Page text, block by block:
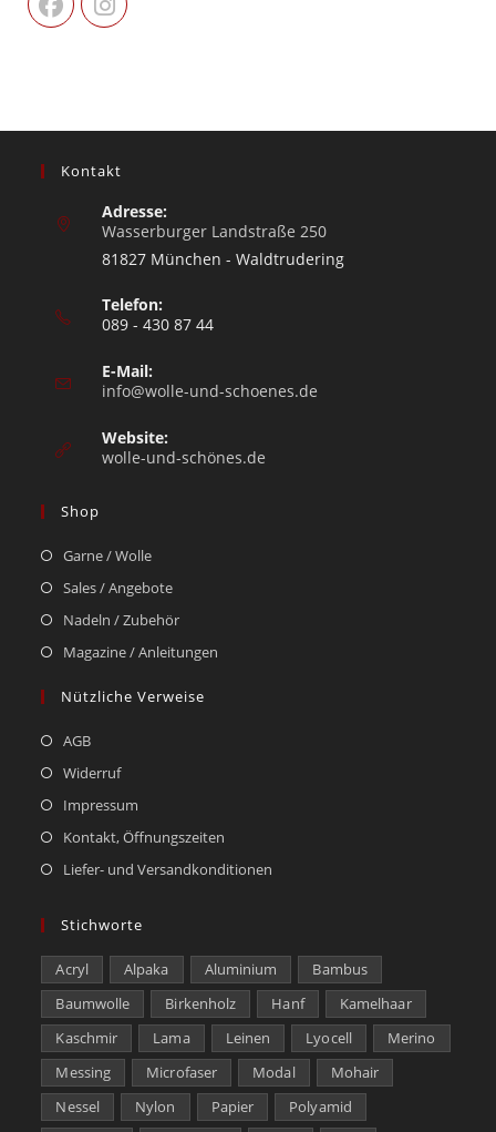
Kontakt
Adresse:
Wasserburger Landstraße 250
81827 München - Waldtrudering
Telefon:
089 - 430 87 44
E-Mail:
info@wolle-und-schoenes.de
Website:
wolle-und-schönes.de
Shop
Garne / Wolle
Sales / Angebote
Nadeln / Zubehör
Magazine / Anleitungen
Nützliche Verweise
AGB
Widerruf
Impressum
Kontakt, Öffnungszeiten
Liefer- und Versandkonditionen
Stichworte
Acryl Alpaka Aluminium
Bambus
Baumwolle
Birkenholz Hanf
Kamelhaar
Kaschmir
Lama Leinen Lyocell
Merino
Messing
Microfaser Modal
Mohair
Nessel
Nylon Papier
Polyamid